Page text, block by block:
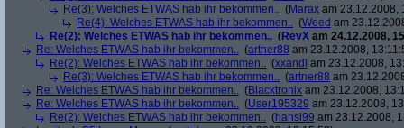
Re(3): Welches ETWAS hab ihr bekommen.. (Marax am 23.12.2008,
Re(4): Welches ETWAS hab ihr bekommen.. (Weed am
Re(2): Welches ETWAS hab ihr bekommen.. (RevX am 24.12.2008,
Re: Welches ETWAS hab ihr bekommen.. (artner88 am 23.12.2008,
Re(2): Welches ETWAS hab ihr bekommen.. (xxandl am 23.12.2008,
Re(3): Welches ETWAS hab ihr bekommen.. (artner88 am
Re: Welches ETWAS hab ihr bekommen.. (Blacktronix am 23.12.2008,
Re: Welches ETWAS hab ihr bekommen.. (User195329 am 23.12.2008,
Re(2): Welches ETWAS hab ihr bekommen.. (hansi99 am 23.12.2008,